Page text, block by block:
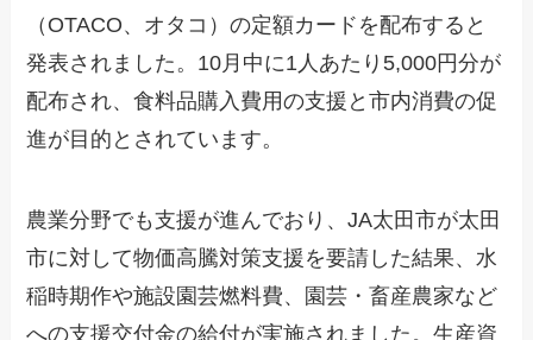
（OTACO、オタコ）の定額カードを配布すると
発表されました。10月中に1人あたり5,000円分が
配布され、食料品購入費用の支援と市内消費の促
進が目的とされています。
農業分野でも支援が進んでおり、JA太田市が太田
市に対して物価高騰対策支援を要請した結果、水
稲時期作や施設園芸燃料費、園芸・畜産農家など
への支援交付金の給付が実施されました。生産資